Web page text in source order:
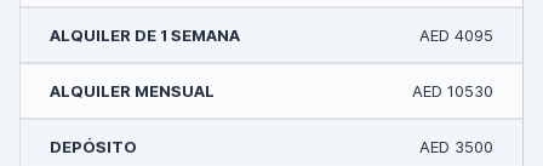
AED 4095
AED 10530
AED 3500